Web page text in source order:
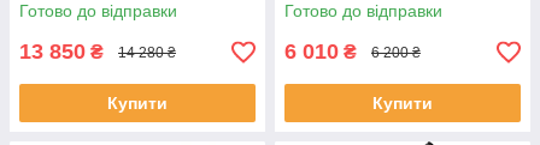
Готово до відправки
13 850 ₴ 14 280 ₴
Купити
Готово до відправки
6 010 ₴ 6 200 ₴
Купити